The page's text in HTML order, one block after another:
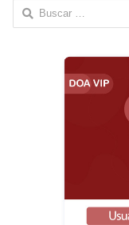
Buscar: